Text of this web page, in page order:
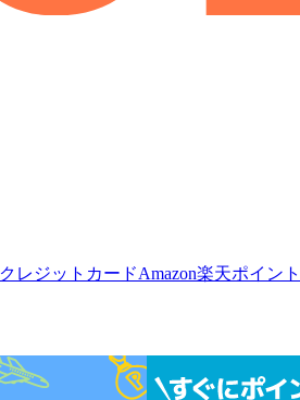
クレジットカードAmazon楽天ポイント